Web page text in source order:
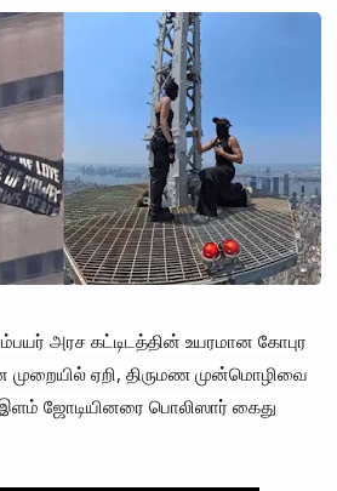
அரச கட்டிடத்தின் உயரமான கோபுர
முறையில் ஏறி, திருமண முன்மொழிவை
ஜோடியினரை பொலிஸார் கைது